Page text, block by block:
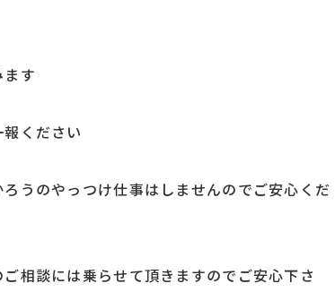
す
ください
うのやっつけ仕事はしませんのでご安心くだ
相談には乗らせて頂きますのでご安心下さ